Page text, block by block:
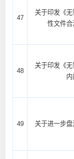
47
关于印发《
性文件合
48
关于印发《
49 关于进一步